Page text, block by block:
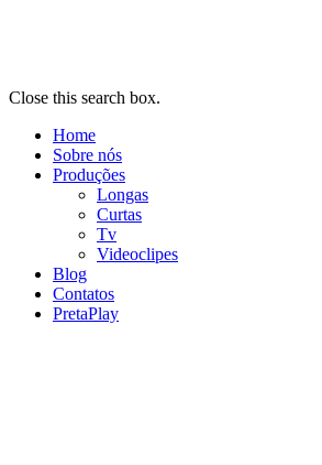
Close this search box.
Home
Sobre nós
Produções
Longas
Curtas
Tv
Videoclipes
Blog
Contatos
PretaPlay